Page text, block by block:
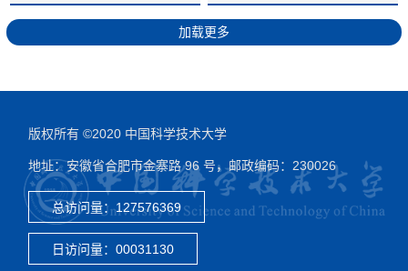
加载更多
版权所有 ©2020 中国科学技术大学
地址：安徽省合肥市金寨路 96 号，邮政编码：230026
总访问量：127576369
日访问量：00031130